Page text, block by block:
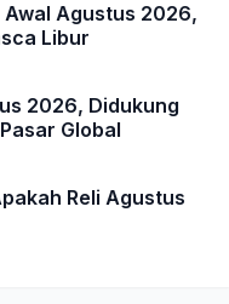
Awal Agustus 2026,
Libur
2026, Didukung
Global
Reli Agustus